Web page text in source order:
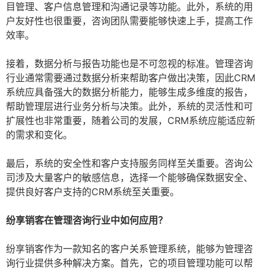
目管理、客户信息管理和沟通记录等功能。此外，系统的用
户友好性也很重要，咨询团队需要能够快速上手，提高工作
效率。
接着，数据分析与报告功能也是不可忽视的标准。管理咨询
行业通常需要通过数据分析来帮助客户做出决策，因此CRM
系统应具备强大的数据分析能力，能够生成多维度的报告，
帮助管理层进行业务分析与决策。此外，系统的灵活性和可
扩展性也非常重要，随着公司的发展，CRM系统应能适应新
的需求和变化。
最后，系统的安全性和客户支持服务同样至关重要。咨询公
司涉及大量客户的敏感信息，选择一个能够确保数据安全、
提供良好客户支持的CRM系统至关重要。
纷享销客在管理咨询行业中如何应用？
纷享销客作为一款知名的客户关系管理系统，能够为管理咨
询行业提供多种解决方案。首先，它的项目管理功能可以帮